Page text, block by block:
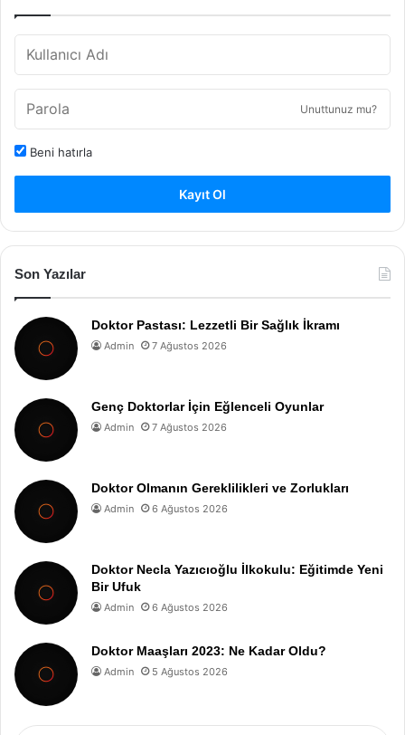
Unuttunuz mu?
Beni hatırla
Kayıt Ol
Son Yazılar
Doktor Pastası: Lezzetli Bir Sağlık İkramı
Admin 7 Ağustos 2026
Genç Doktorlar İçin Eğlenceli Oyunlar
Admin 7 Ağustos 2026
Doktor Olmanın Gereklilikleri ve Zorlukları
Admin 6 Ağustos 2026
Doktor Necla Yazıcıoğlu İlkokulu: Eğitimde Yeni
Bir Ufuk
Admin 6 Ağustos 2026
Doktor Maaşları 2023: Ne Kadar Oldu?
Admin 5 Ağustos 2026